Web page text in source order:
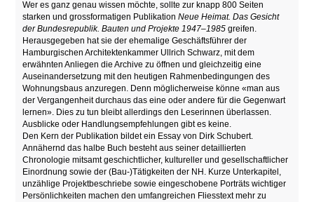
Wer es ganz genau wissen möchte, sollte zur knapp 800 Seiten
starken und grossformatigen PublikationNeue Heimat. Das Gesicht
der Bundesrepublik. Bauten und Projekte 1947–1985greifen.
Herausgegeben hat sie der ehemalige Geschäftsführer der
Hamburgischen Architektenkammer Ullrich Schwarz, mit dem
erwähnten Anliegen die Archive zu öffnen und gleichzeitig eine
Auseinandersetzung mit den heutigen Rahmenbedingungen des
Wohnungsbaus anzuregen. Denn möglicherweise könne «man aus
der Vergangenheit durchaus das eine oder andere für die Gegenwart
lernen». Dies zu tun bleibt allerdings den Leserinnen überlassen.
Ausblicke oder Handlungsempfehlungen gibt es keine.
Den Kern der Publikation bildet ein Essay von Dirk Schubert.
Annähernd das halbe Buch besteht aus seiner detaillierten
Chronologie mitsamt geschichtlicher, kultureller und gesellschaftlicher
Einordnung sowie der (Bau-)Tätigkeiten der NH. Kurze Unterkapitel,
unzählige Projektbeschriebe sowie eingeschobene Porträts wichtiger
Persönlichkeiten machen den umfangreichen Fliesstext mehr zu